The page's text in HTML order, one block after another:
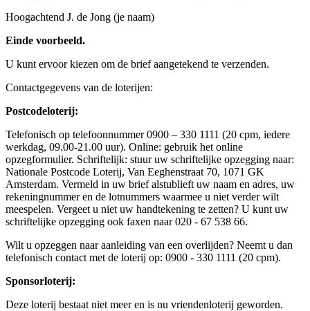
Hoogachtend J. de Jong (je naam)
Einde voorbeeld.
U kunt ervoor kiezen om de brief aangetekend te verzenden.
Contactgegevens van de loterijen:
Postcodeloterij:
Telefonisch op telefoonnummer 0900 – 330 1111 (20 cpm, iedere
werkdag, 09.00-21.00 uur). Online: gebruik het online
opzegformulier. Schriftelijk: stuur uw schriftelijke opzegging naar:
Nationale Postcode Loterij, Van Eeghenstraat 70, 1071 GK
Amsterdam. Vermeld in uw brief alstublieft uw naam en adres, uw
rekeningnummer en de lotnummers waarmee u niet verder wilt
meespelen. Vergeet u niet uw handtekening te zetten? U kunt uw
schriftelijke opzegging ook faxen naar 020 - 67 538 66.
Wilt u opzeggen naar aanleiding van een overlijden? Neemt u dan
telefonisch contact met de loterij op: 0900 - 330 1111 (20 cpm).
Sponsorloterij:
Deze loterij bestaat niet meer en is nu vriendenloterij geworden.